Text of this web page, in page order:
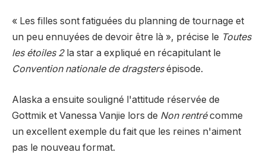
« Les filles sont fatiguées du planning de tournage et
un peu ennuyées de devoir être là », précise le Toutes
les étoiles 2la star a expliqué en récapitulant le
Convention nationale de dragstersépisode.
Alaska a ensuite souligné l'attitude réservée de
Gottmik et Vanessa Vanjie lors de Non rentrécomme
un excellent exemple du fait que les reines n'aiment
pas le nouveau format.